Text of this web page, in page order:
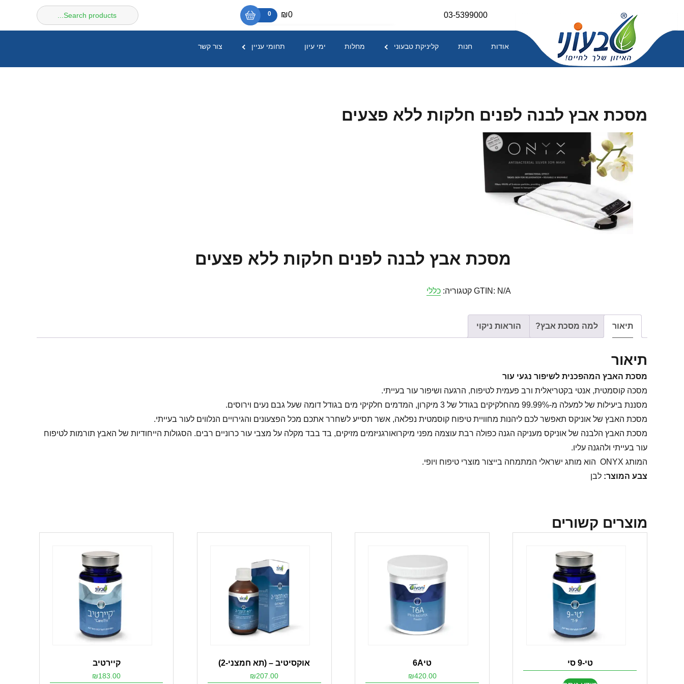
content
03-5399000
₪0
0
אין מוצרים בסל הקניות.
חיפוש
עבור:
אודות חנות קליניקת טבעוני מחלות ימי עיון תחומי עניין צור קשר
מסכת אבץ לבנה לפנים חלקות ללא פצעים
מסכת אבץ לבנה לפנים חלקות ללא פצעים
GTIN: N/A קטגוריה: כללי
תיאור למה מסכת אבץ? הוראות ניקוי
תיאור
מסכת האבץ המהפכנית לשיפור נגעי עור
מסכה קוסמטית, אנטי בקטריאלית ורב פעמית לטיפוח, הרגעה ושיפור עור בעייתי.
מסננת ביעילות של למעלה מ-99.99% מהחלקיקים בגודל של 3 מיקרון, המדמים חלקיקי מים בגודל דומה שעל גבם נעים וירוסים.
מסכת האבץ של אוניקס תאפשר לכם ליהנות מחוויית טיפוח קוסמטית נפלאה, אשר תסייע לשחרר אתכם מכל הפצעונים והגירויים הנלווים לעור בעייתי.
מסכת האבץ הלבנה של אוניקס מעניקה הגנה כפולה רבת עוצמה מפני מיקרואורגניזמים מזיקים, בד בבד מקלה על מצבי עור כרוניים רבים. הסגולות הייחודיות של האבץ תורמות לטיפוח
עור בעייתי ולהגנה עליו.
המותג ONYX הוא מותג ישראלי המתמחה בייצור מוצרי טיפוח ויופי.
צבע המוצר: לבן
מוצרים קשורים
טי-9 סי טי6A
₪420.00
אוקסיטיב – (תא חמצני-2)
₪207.00
קיירטיב
₪183.00